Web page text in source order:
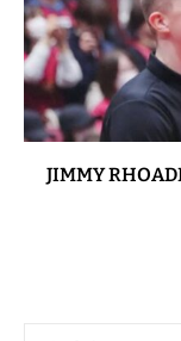
JIMMY